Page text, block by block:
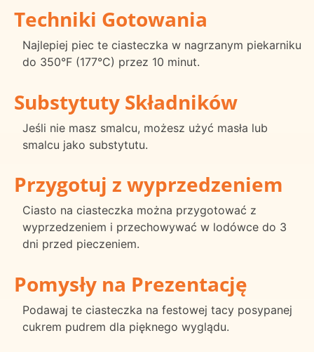
Techniki Gotowania
Najlepiej piec te ciasteczka w nagrzanym piekarniku
do 350°F (177°C) przez 10 minut.
Substytuty Składników
Jeśli nie masz smalcu, możesz użyć masła lub
smalcu jako substytutu.
Przygotuj z wyprzedzeniem
Ciasto na ciasteczka można przygotować z
wyprzedzeniem i przechowywać w lodówce do 3
dni przed pieczeniem.
Pomysły na Prezentację
Podawaj te ciasteczka na festowej tacy posypanej
cukrem pudrem dla pięknego wyglądu.